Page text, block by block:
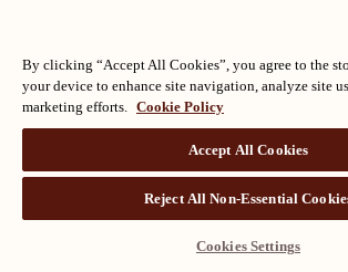
版权所有©朗廷酒店国际有限公司沪ICP备
By clicking “Accept All Cookies”, you agree to the
your device to enhance site navigation, analyze site
marketing efforts. Cookie Policy
Accept All Cookies
Reject All Non-Essential
Cookies Settings